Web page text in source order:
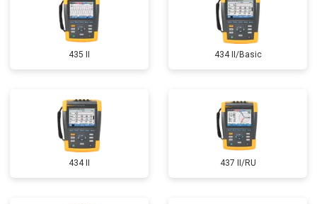
435 II 434 II/Basic
434 II 437 II/RU